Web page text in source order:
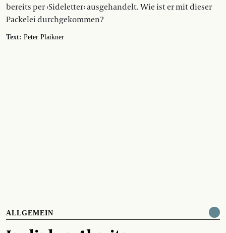
bereits per ›Sideletter‹ ausgehandelt. Wie ist er mit dieser
Packelei durchgekommen?
Text: Peter Plaikner
ALLGEMEIN